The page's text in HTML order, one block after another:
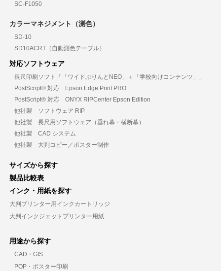
SC-F1050
カラーマネジメント（測色）
SD-10
SD10ACRT（自動測色テーブル）
対応ソフトウェア
長尺印刷ソフト「「ワイドぷりんとNEO」＋「学校向けコンテンツ」」
PostScript® 対応 Epson Edge Print PRO
PostScript® 対応 ONYX RIPCenter Epson Edition
他社製 ソフトウェア RIP
他社製 長尺用ソフトウェア（垂れ幕・横断幕）
他社製 CAD システム
他社製 大判コピー／ポスター制作
サイズから探す
製品比較表
インク・用紙を探す
大判プリンター用インクカートリッジ
大判インクジェットプリンター用紙
用途から探す
CAD・GIS
POP・ポスター印刷